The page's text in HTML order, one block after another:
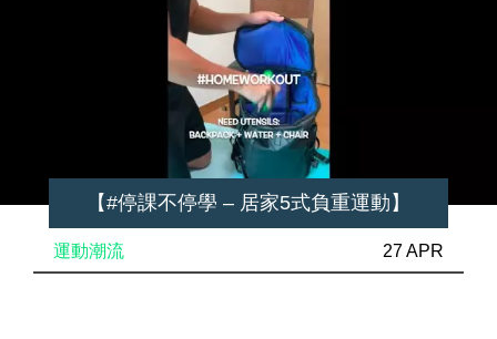
【#停課不停學 – 居家5式負重運動】
運動潮流 27 APR